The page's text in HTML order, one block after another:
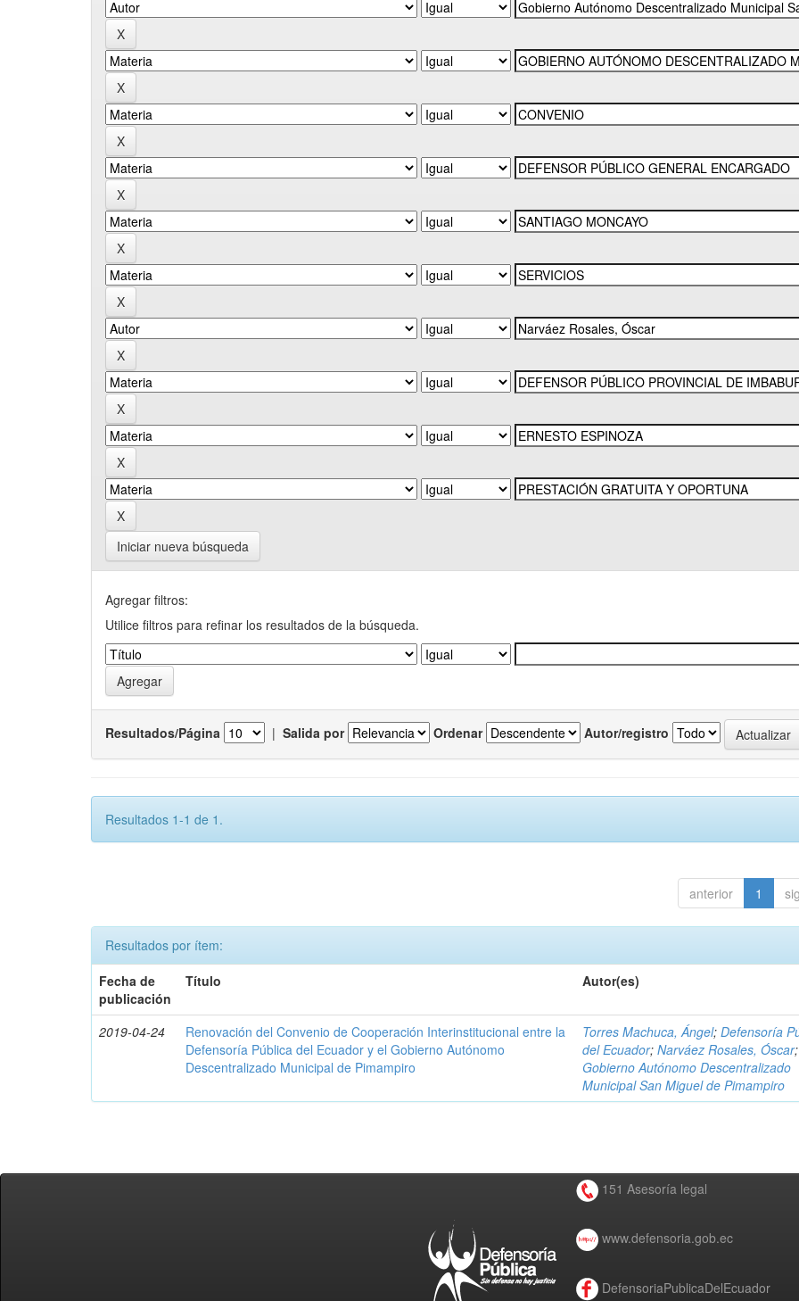
Iniciar nueva búsqueda
Agregar filtros:
Utilice filtros para refinar los resultados de la búsqueda.
Resultados/Página | Salida por Ordenar Autor/registro
Resultados 1-1 de 1.
anterior 1
Resultados por ítem:
Fecha de
publicación
Título Autor(es)
2019-04-24
Renovación del Convenio de Cooperación Interinstitucional entre la
Defensoría Pública del Ecuador y el Gobierno Autónomo
Descentralizado Municipal de Pimampiro
Torres Machuca, Ángel;Defensoría
del Ecuador;Narváez Rosales, Óscar;
Gobierno Autónomo Descentralizado
Municipal San Miguel de Pimampiro
151 Asesoría legal
www.defensoria.gob.ec
DefensoriaPublicaDelEcuador